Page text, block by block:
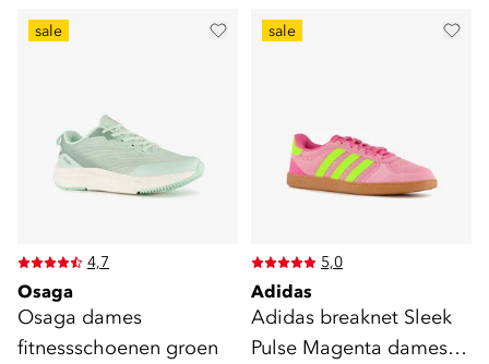
sale
4,7
Osaga
Osaga dames
fitnessschoenen groen
sale
5,0
Adidas
Adidas breaknet Sleek
Pulse Magenta dames